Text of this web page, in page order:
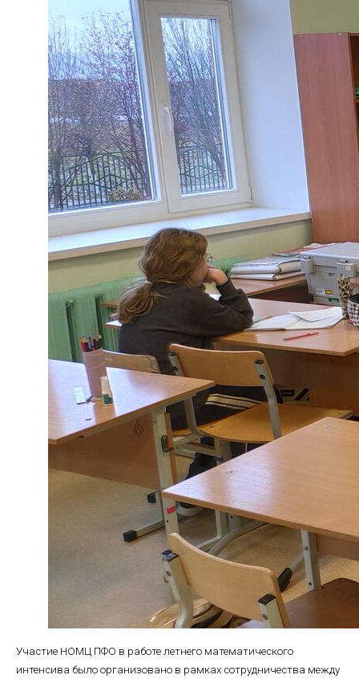
Участие НОМЦ ПФО в работе летнего математического
интенсива было организовано в рамках сотрудничества между